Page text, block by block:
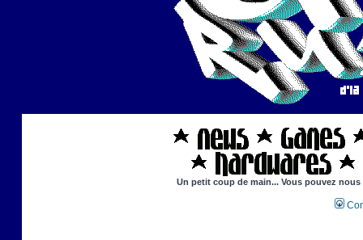
Un petit coup de main... Vous pouvez